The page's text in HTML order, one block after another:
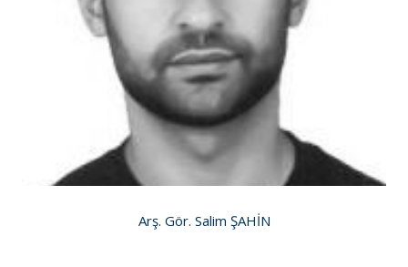
Arş. Gör. Salim ŞAHİN